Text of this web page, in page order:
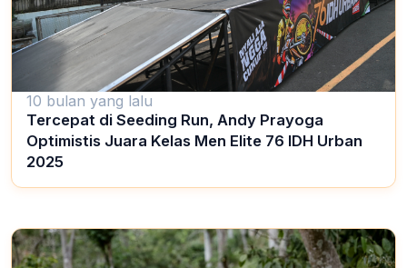
10 bulan yang lalu
Tercepat di Seeding Run, Andy Prayoga
Optimistis Juara Kelas Men Elite 76 IDH Urban
2025